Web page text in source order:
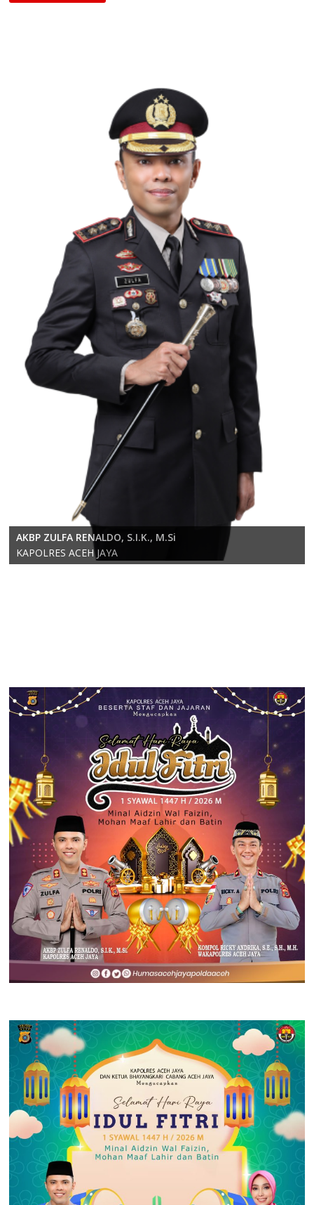
AKBP ZULFA RENALDO, S.I.K., M.Si
KAPOLRES ACEH JAYA
KOMPOL RICKY ANDRIKA, S.E., S.H., M.H.
Wakapolres Aceh Jaya